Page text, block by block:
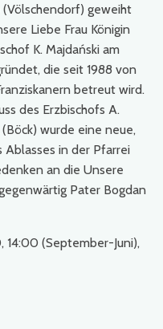
(Völschendorf) geweiht
Liebe Frau Königin
K. Majdański am
die seit 1988 von
betreut wird.
des Erzbischofs A.
wurde eine neue,
Ablasses in der Pfarrei
an die Unsere
Pater Bogdan
14:00 (September-Juni),